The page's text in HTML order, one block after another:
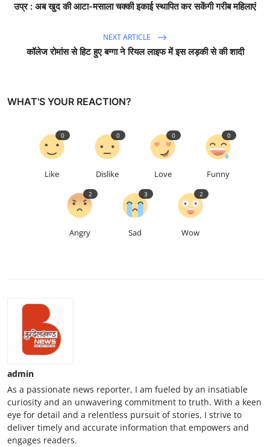
उप्र : अब खुद की आटा-मसाला चक्की इकाई स्थापित कर सकेंगी गरीब महिलाएं
NEXT ARTICLE
कॉलेज रोमांस से हिट हुए बग्गा ने रियल लाइफ में इस लड़की से की शादी
WHAT'S YOUR REACTION?
Like
0
Dislike
0
Love
0
Funny
0
Angry
2
Sad
3
Wow
2
admin
As a passionate news reporter, I am fueled by an insatiable
curiosity and an unwavering commitment to truth. With a keen
eye for detail and a relentless pursuit of stories, I strive to
deliver timely and accurate information that empowers and
engages readers.